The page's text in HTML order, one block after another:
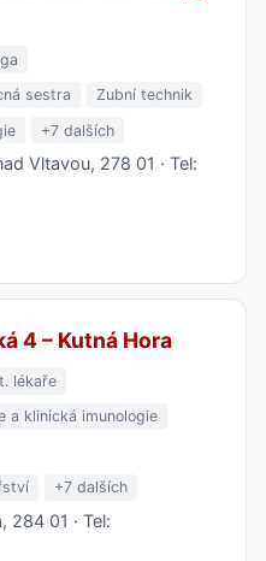
sestra
Zubní technik
+7 dalších
Vltavou, 278 01 · Tel:
4 – Kutná Hora
lékaře
a klinická imunologie
+7 dalších
284 01 · Tel: